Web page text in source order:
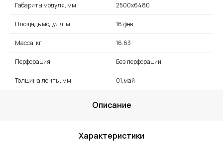
Габариты модуля, мм 2500х6480
Площадь модуля, м 16.фев
Масса, кг 16.63
Перфорация Без перфорации
Толщина ленты, мм 01.май
Описание
Характеристики